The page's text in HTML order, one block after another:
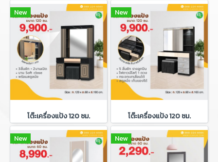
New
โต๊ะเครื่องแป้ง 120 ซม.
New
โต๊ะเครื่องแป้ง 120 ซม.
New New